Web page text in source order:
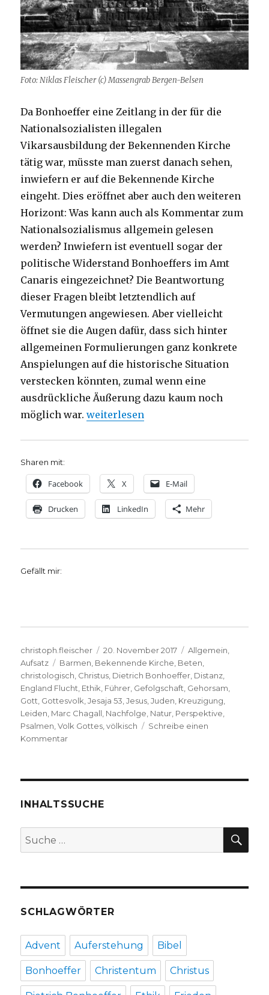
Foto: Niklas Fleischer (c) Massengrab Bergen-Belsen
Da Bonhoeffer eine Zeitlang in der für die
Nationalsozialisten illegalen
Vikarsausbildung der Bekennenden Kirche
tätig war, müsste man zuerst danach sehen,
inwiefern er auf die Bekennende Kirche
eingeht. Dies eröffnet aber auch den weiteren
Horizont: Was kann auch als Kommentar zum
Nationalsozialismus allgemein gelesen
werden? Inwiefern ist eventuell sogar der
politische Widerstand Bonhoeffers im Amt
Canaris eingezeichnet? Die Beantwortung
dieser Fragen bleibt letztendlich auf
Vermutungen angewiesen. Aber vielleicht
öffnet sie die Augen dafür, dass sich hinter
allgemeinen Formulierungen ganz konkrete
Anspielungen auf die historische Situation
verstecken könnten, zumal wenn eine
ausdrückliche Äußerung dazu kaum noch
möglich war.„Einführung in die Psalmen nach
weiterlesen
Sharen mit:
Facebook X E-Mail
Drucken LinkedIn Mehr
Gefällt mir:
Autor
christoph.fleischer
Veröffentlicht
am
20. November 2017 Kategorien
Allgemein,
Aufsatz
Schlagwörter
Barmen, Bekennende Kirche, Beten,
christologisch, Christus, Dietrich Bonhoeffer, Distanz,
England Flucht, Ethik, Führer, Gefolgschaft, Gehorsam,
Gott, Gottesvolk,Jesaja 53,Jesus,Juden, Kreuzigung,
Leiden, Marc Chagall, Nachfolge, Natur, Perspektive,
Psalmen,Volk Gottes,völkisch
Schreibe einen
Kommentarzu
nach
Bonhoeffer,
von
Welver
INHALTSSUCHE
Suche
nach:
SCHLAGWÖRTER
Advent Auferstehung Bibel
Bonhoeffer Christentum Christus